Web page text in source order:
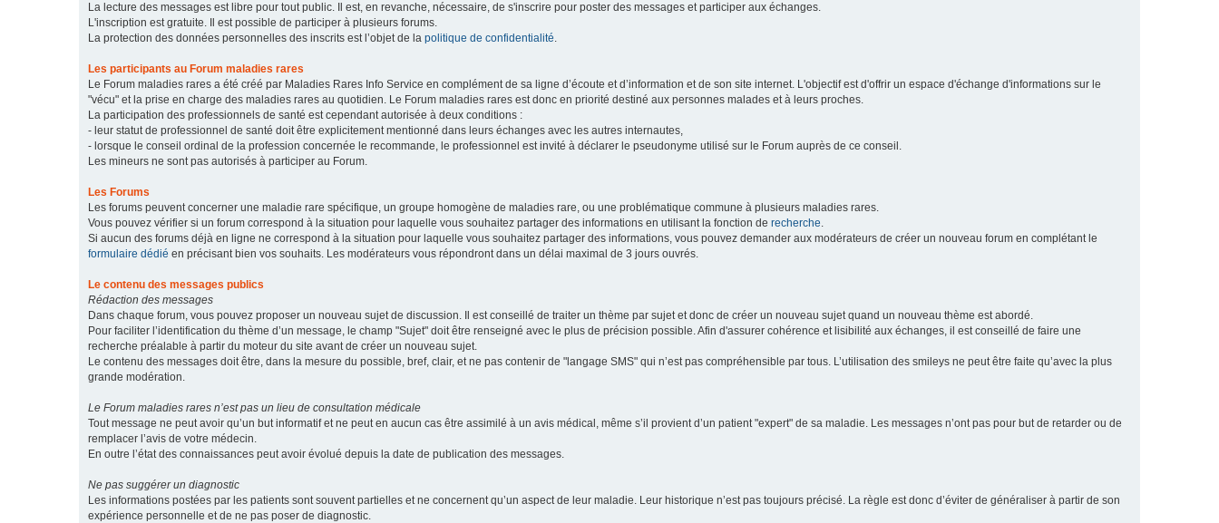
La lecture des messages est libre pour tout public. Il est, en revanche, nécessaire, de s'inscrire pour poster des messages et participer aux échanges.
L'inscription est gratuite. Il est possible de participer à plusieurs forums.
La protection des données personnelles des inscrits est l’objet de la politique de confidentialité.
Les participants au Forum maladies rares
Le Forum maladies rares a été créé par Maladies Rares Info Service en complément de sa ligne d’écoute et d’information et de son site internet. L'objectif est d'offrir un espace d'échange d'informations sur le
"vécu" et la prise en charge des maladies rares au quotidien. Le Forum maladies rares est donc en priorité destiné aux personnes malades et à leurs proches.
La participation des professionnels de santé est cependant autorisée à deux conditions :
- leur statut de professionnel de santé doit être explicitement mentionné dans leurs échanges avec les autres internautes,
- lorsque le conseil ordinal de la profession concernée le recommande, le professionnel est invité à déclarer le pseudonyme utilisé sur le Forum auprès de ce conseil.
Les mineurs ne sont pas autorisés à participer au Forum.
Les Forums
Les forums peuvent concerner une maladie rare spécifique, un groupe homogène de maladies rare, ou une problématique commune à plusieurs maladies rares.
Vous pouvez vérifier si un forum correspond à la situation pour laquelle vous souhaitez partager des informations en utilisant la fonction de recherche.
Si aucun des forums déjà en ligne ne correspond à la situation pour laquelle vous souhaitez partager des informations, vous pouvez demander aux modérateurs de créer un nouveau forum en complétant le
formulaire dédié en précisant bien vos souhaits. Les modérateurs vous répondront dans un délai maximal de 3 jours ouvrés.
Le contenu des messages publics
Rédaction des messages
Dans chaque forum, vous pouvez proposer un nouveau sujet de discussion. Il est conseillé de traiter un thème par sujet et donc de créer un nouveau sujet quand un nouveau thème est abordé.
Pour faciliter l’identification du thème d’un message, le champ "Sujet" doit être renseigné avec le plus de précision possible. Afin d'assurer cohérence et lisibilité aux échanges, il est conseillé de faire une
recherche préalable à partir du moteur du site avant de créer un nouveau sujet.
Le contenu des messages doit être, dans la mesure du possible, bref, clair, et ne pas contenir de "langage SMS" qui n’est pas compréhensible par tous. L’utilisation des smileys ne peut être faite qu’avec la plus
grande modération.
Le Forum maladies rares n’est pas un lieu de consultation médicale
Tout message ne peut avoir qu’un but informatif et ne peut en aucun cas être assimilé à un avis médical, même s’il provient d’un patient "expert" de sa maladie. Les messages n’ont pas pour but de retarder ou de
remplacer l’avis de votre médecin.
En outre l’état des connaissances peut avoir évolué depuis la date de publication des messages.
Ne pas suggérer un diagnostic
Les informations postées par les patients sont souvent partielles et ne concernent qu’un aspect de leur maladie. Leur historique n’est pas toujours précisé. La règle est donc d’éviter de généraliser à partir de son
expérience personnelle et de ne pas poser de diagnostic.